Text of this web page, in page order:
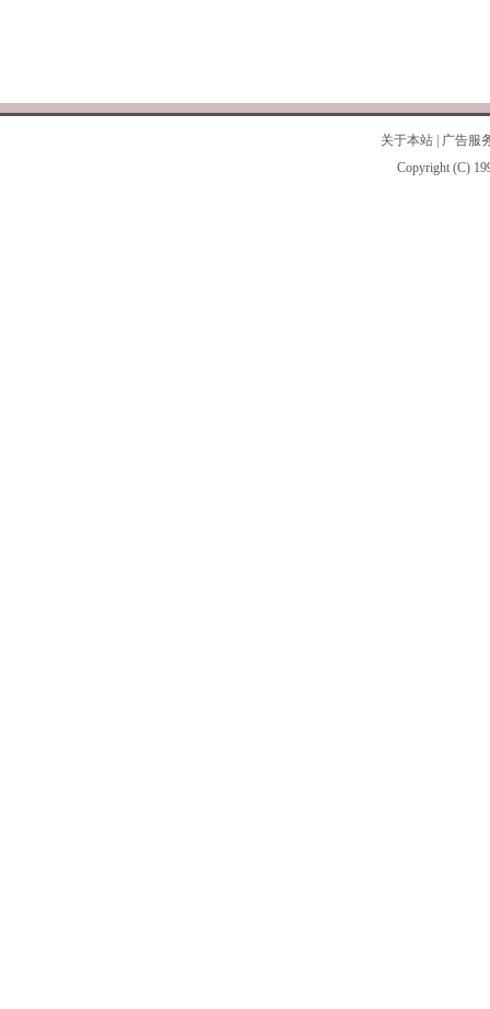
关于本站
广告服
Copyright (C)